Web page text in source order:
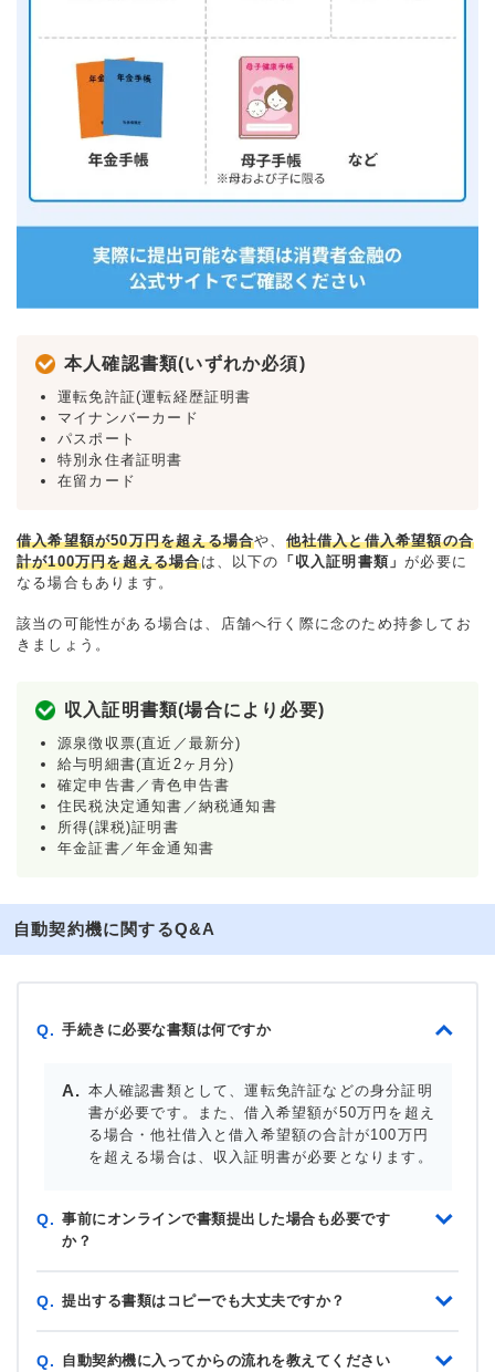
本人確認書類(いずれか必須)
運転免許証(運転経歴証明書
マイナンバーカード
パスポート
特別永住者証明書
在留カード
借入希望額が50万円を超える場合や、 他社借入と借入希望額の合
計が100万円を超える場合は、以下の 「収入証明書類」が必要に
なる場合もあります。
該当の可能性がある場合は、店舗へ行く際に念のため持参してお
きましょう。
収入証明書類(場合により必要)
源泉徴収票(直近／最新分)
給与明細書(直近2ヶ月分)
確定申告書／青色申告書
住民税決定通知書／納税通知書
所得(課税)証明書
年金証書／年金通知書
自動契約機に関するQ&A
Q. 手続きに必要な書類は何ですか
本人確認書類として、運転免許証などの身分証明
書が必要です。また、借入希望額が50万円を超え
る場合・他社借入と借入希望額の合計が100万円
を超える場合は、収入証明書が必要となります。
Q. 事前にオンラインで書類提出した場合も必要です
か？
Q. 提出する書類はコピーでも大丈夫ですか？
Q. 自動契約機に入ってからの流れを教えてください